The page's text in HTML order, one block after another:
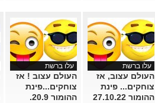
עלו ברשת
העולם עצוב, אז
צוחקים... פינת
ההומור 27.10.22
עלו ברשת
העולם עצוב ! אז
צוחקים...פינת
ההומור 20.9.